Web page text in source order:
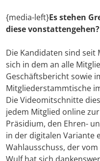
{media-left}Es stehen
diese vonstattengehen?
Die Kandidaten sind seit
sich in dem an alle
Geschäftsbericht sowie
Mitgliederstammtische
Die Videomitschnitte
jedem Mitglied online
Präsidium, den Ehren-
in der digitalen Variante
Wahlausschuss, der